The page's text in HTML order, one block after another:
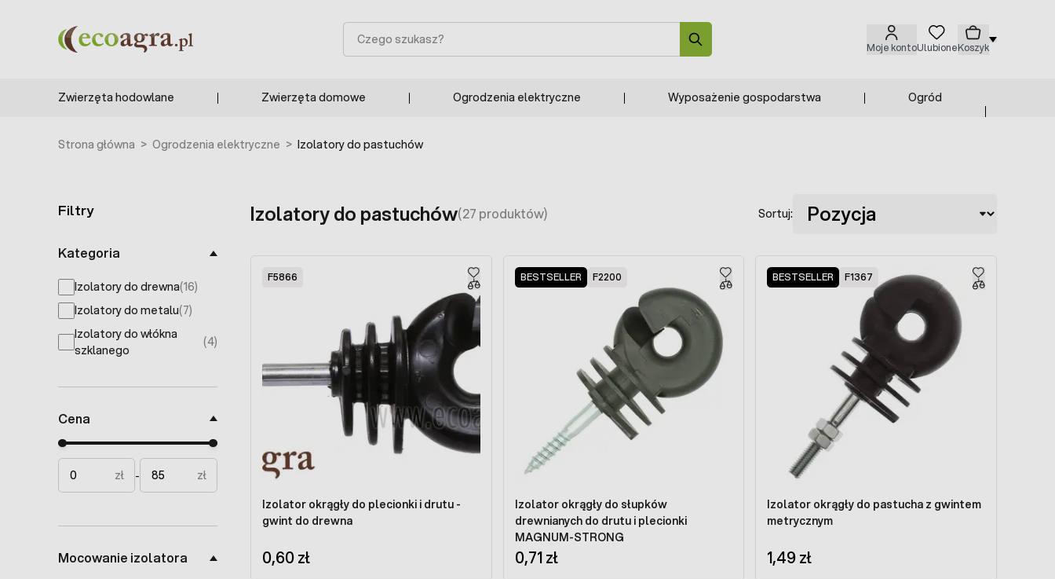
Moje kontoUlubioneKoszyk
Szukaj
Zwierzęta hodowlane Zwierzęta domowe Ogrodzenia elektryczne Wyposażenie gospodarstwa Ogród
Strona główna > Ogrodzenia elektryczne > Izolatory do pastuchów
Filtry
Kategoria
Izolatory do drewna(16)
products available
Izolatory do metalu(7)
products available
Izolatory do włókna
szklanego
(4)
products available
Cena
Minimal price
Maximum price
zł
- zł
Mocowanie izolatora
Izolatory do pastuchów(27 produktów) Sortuj:
F5866
Izolator okrągły do plecionki i drutu -
gwint do drewna
0,60 zł
BESTSELLER F2200
Izolator okrągły do słupków
drewnianych do drutu i plecionki
MAGNUM-STRONG
0,71 zł
BESTSELLER F1367
Izolator okrągły do pastucha z gwintem
metrycznym
1,49 zł